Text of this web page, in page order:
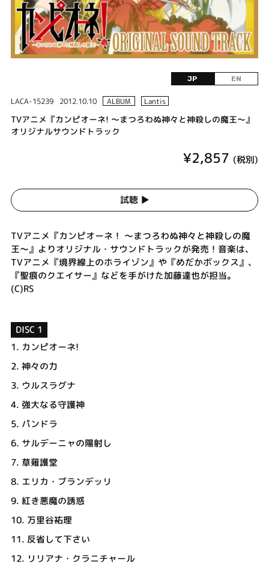
JP EN
LACA-15239 2012.10.10 ALBUM Lantis
TVアニメ『カンピオーネ! ～まつろわぬ神々と神殺しの魔王～』
オリジナルサウンドトラック
¥2,857 (税別)
試聴 ▶︎
TVアニメ『カンピオーネ！ ～まつろわぬ神々と神殺しの魔
王～』よりオリジナル・サウンドトラックが発売！音楽は、
TVアニメ『境界線上のホライゾン』や『めだかボックス』、
『聖痕のクエイサー』などを手がけた加藤達也が担当。
(C)RS
DISC 1
1. カンピオーネ!
2. 神々の力
3. ウルスラグナ
4. 強大なる守護神
5. パンドラ
6. サルデーニャの陽射し
7. 草薙護堂
8. エリカ・ブランデッリ
9. 紅き悪魔の誘惑
10. 万里谷祐理
11. 反省して下さい
12. リリアナ・クラニチャール